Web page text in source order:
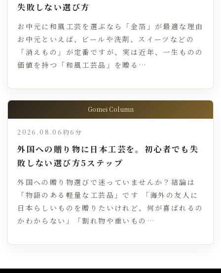
失敗しない選び方
お中元に和風工芸を選ぶなら「金箔」が最適な理由
お中元といえば、ビールや洗剤、スイーツなどの
「消えもの」が定番ですが、実は近年、一生ものの
価値を持つ「和風工芸品」を贈る…
Gomei Column
2026.08.06 約6分
外国への贈り物に日本工芸を。初心者でも失
敗しない選び方5ステップ
外国への贈り物選びで迷っていませんか？結論は
「物語のある軽量な工芸品」です 「海外の友人に
日本らしいものを贈りたいけれど、何が喜ばれるの
かわからない」「割れ物や重いもの…